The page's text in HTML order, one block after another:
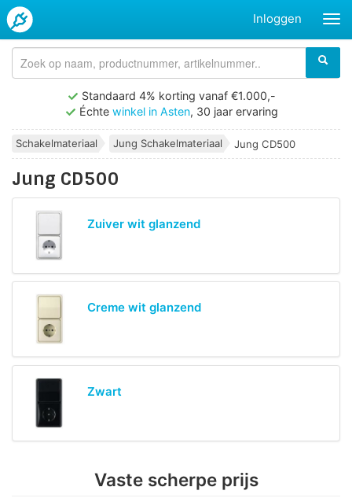
Inloggen
Standaard 4% korting vanaf €1.000,-
Échte winkel in Asten, 30 jaar ervaring
Schakelmateriaal Jung Schakelmateriaal Jung CD500
Jung CD500
Zuiver wit glanzend
Creme wit glanzend
Zwart
Vaste scherpe prijs